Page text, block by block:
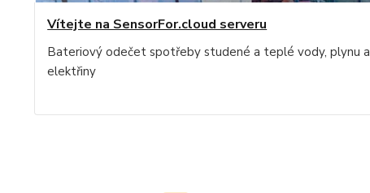
Vítejte na SensorFor.cloud serveru
Bateriový odečet spotřeby studené a teplé vody, plynu a
elektřiny